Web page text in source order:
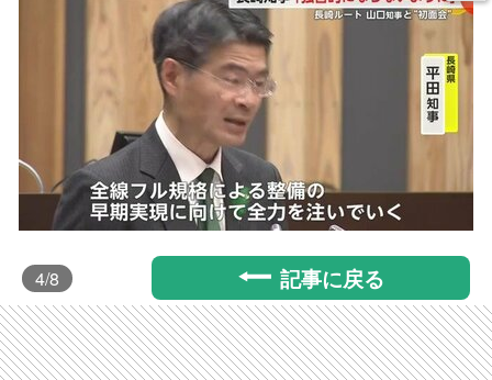
4/8 記事に戻る